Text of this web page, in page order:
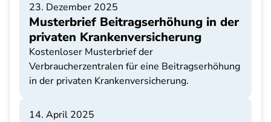
23. Dezember 2025
Musterbrief Beitragserhöhung in der
privaten Krankenversicherung
Kostenloser Musterbrief der
Verbraucherzentralen für eine Beitragserhöhung
in der privaten Krankenversicherung.
14. April 2025